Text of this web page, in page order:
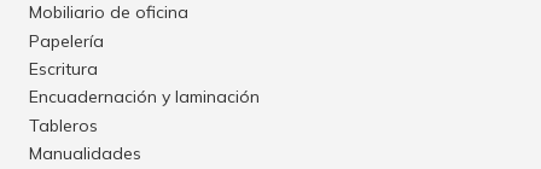
Mobiliario de oficina
Papelería
Escritura
Encuadernación y laminación
Tableros
Manualidades